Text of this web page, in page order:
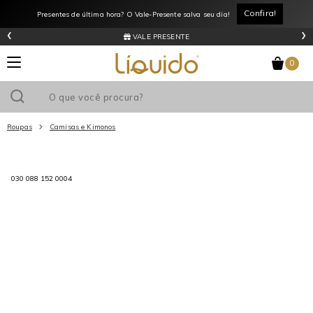
Presentes de última hora? O Vale-Presente salva seu dia! Confira!
VALE PRESENTE
‹ ›
0
Roupas Camisas e Kimonos
030 088 152 0004